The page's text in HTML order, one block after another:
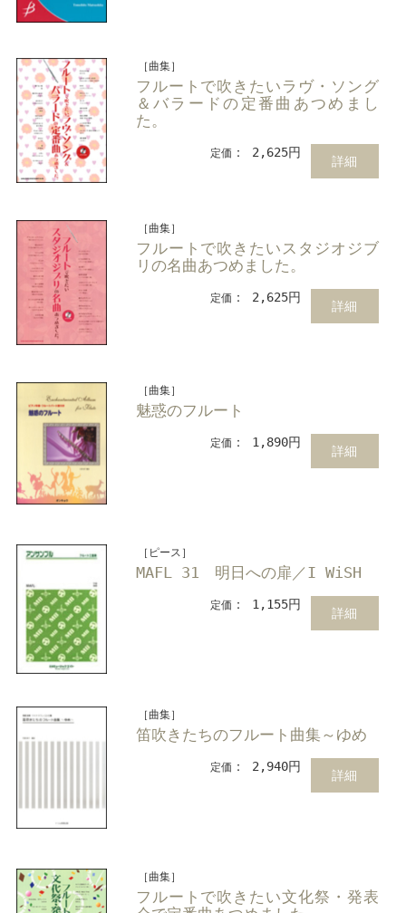
［曲集］
フルートで吹きたいラヴ・ソング
＆バラードの定番曲あつめまし
た。
定価 ： 2,625円
詳細
［曲集］
フルートで吹きたいスタジオジブ
リの名曲あつめました。
定価 ： 2,625円
詳細
［曲集］
魅惑のフルート
定価 ： 1,890円
詳細
［ピース］
MAFL 31 明日への扉／I WiSH
定価 ： 1,155円
詳細
［曲集］
笛吹きたちのフルート曲集～ゆめ
定価 ： 2,940円
詳細
［曲集］
フルートで吹きたい文化祭・発表